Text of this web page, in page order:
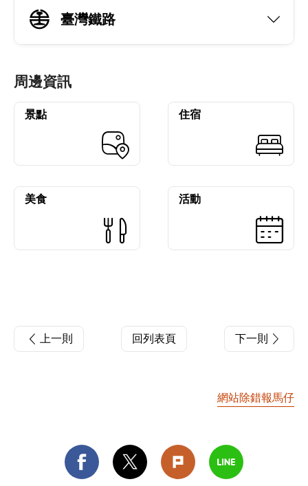
臺灣鐵路
周邊資訊
景點 住宿
美食 活動
上一則 回列表頁 下一則
網站除錯報馬仔